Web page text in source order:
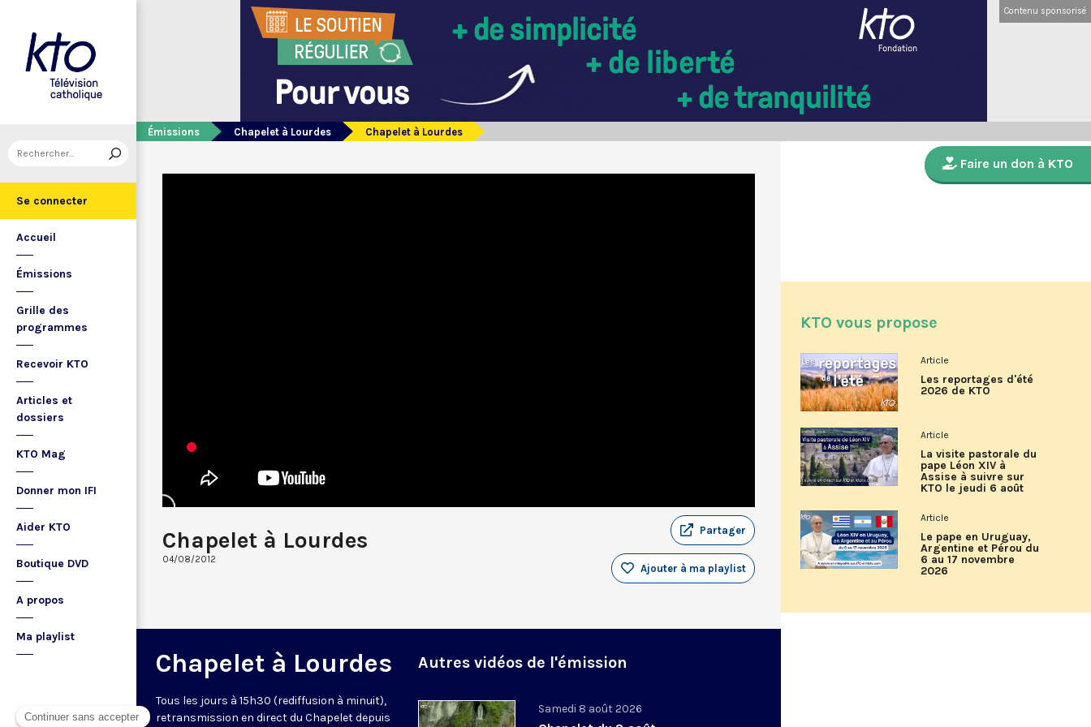
Se connecter
Accueil
Émissions
Grille des
programmes
Recevoir KTO
Articles et
dossiers
KTO Mag
Donner mon IFI
Aider KTO
Boutique DVD
A propos
Ma playlist
Contenu sponsorisé
Émissions Chapelet à Lourdes Chapelet à Lourdes
Chapelet à Lourdes
04/08/2012
Partager
Ajouter à ma playlist
Chapelet à Lourdes
Tous les jours à 15h30 (rediffusion à minuit),
retransmission en direct du Chapelet depuis
Autres vidéos de l'émission
Samedi 8 août 2026
Faire un don à KTO
KTO vous propose
Article
Les reportages d'été
2026 de KTO
Article
La visite pastorale du
pape Léon XIV à
Assise à suivre sur
KTO le jeudi 6 août
Article
Le pape en Uruguay,
Argentine et Pérou du
6 au 17 novembre
2026